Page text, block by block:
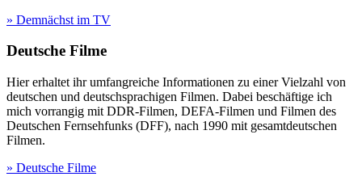
» Demnächst im TV
Deutsche Filme
Hier erhaltet ihr umfangreiche Informationen zu einer Vielzahl von
deutschen und deutschsprachigen Filmen. Dabei beschäftige ich
mich vorrangig mit DDR-Filmen, DEFA-Filmen und Filmen des
Deutschen Fernsehfunks (DFF), nach 1990 mit gesamtdeutschen
Filmen.
» Deutsche Filme